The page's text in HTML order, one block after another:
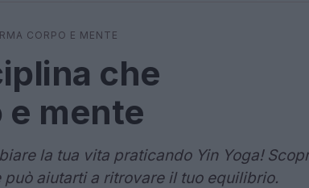
CORPO E MENTE
che
mente
la tua vita praticando Yin Yoga!
aiutarti a ritrovare il tuo equilibrio.